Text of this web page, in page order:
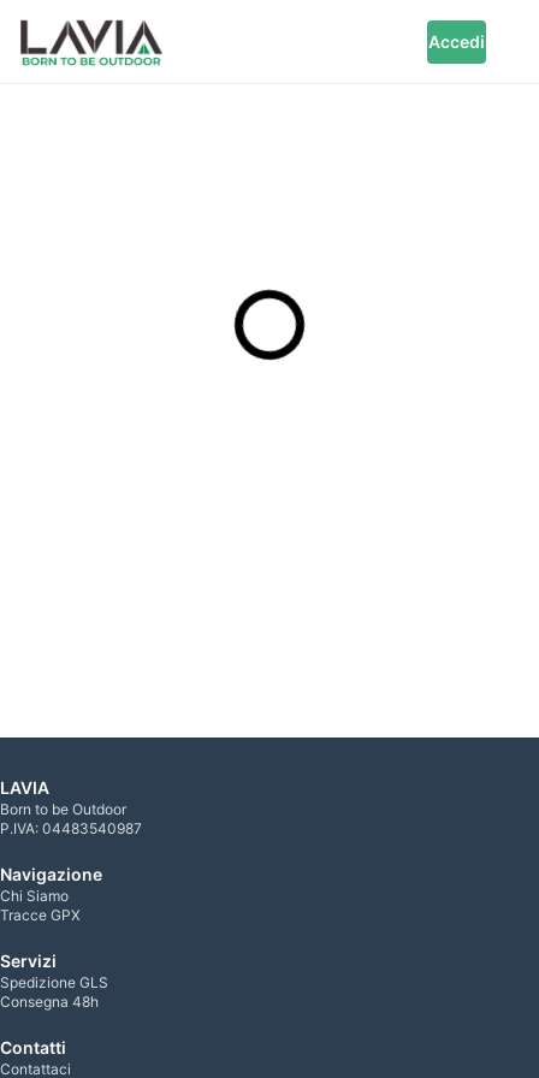
Accedi
LAVIA
Born to be Outdoor
P.IVA: 04483540987
Navigazione
Chi Siamo
Tracce GPX
Servizi
Spedizione GLS
Consegna 48h
Contatti
Contattaci